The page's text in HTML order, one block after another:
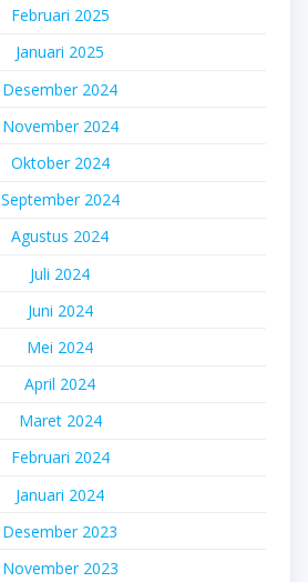
Februari 2025
Januari 2025
Desember 2024
November 2024
Oktober 2024
September 2024
Agustus 2024
Juli 2024
Juni 2024
Mei 2024
April 2024
Maret 2024
Februari 2024
Januari 2024
Desember 2023
November 2023